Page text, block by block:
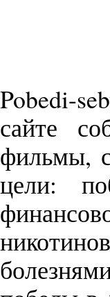
Pobedi-
сайте
фильмы,
цели: